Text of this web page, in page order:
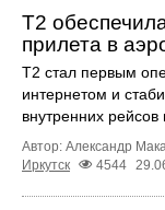
T2
прилета в
T2 стал первым
интернетом и
внутренних рейсов
Автор: Александр
Иркутск
4544